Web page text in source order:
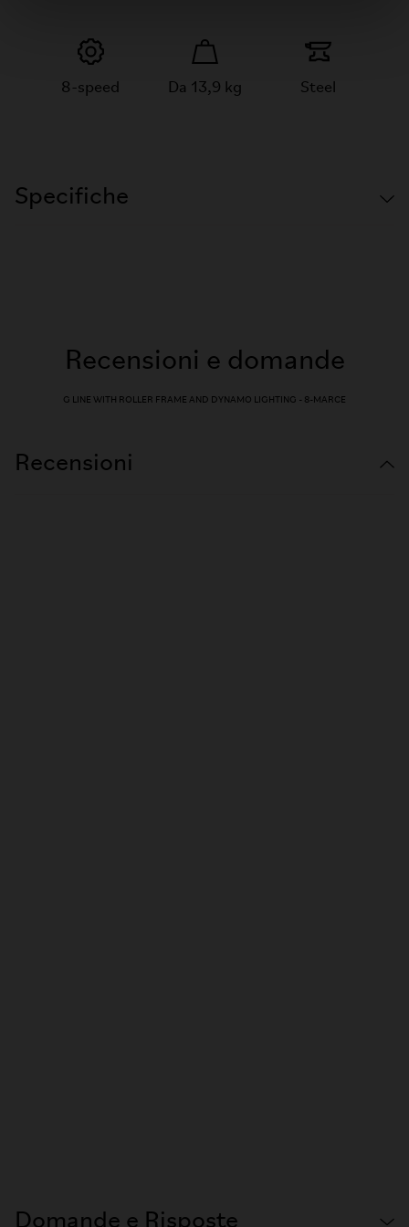
8-speed Da 13,9 kg Steel
Specifiche
Recensioni e domande
G LINE WITH ROLLER FRAME AND DYNAMO LIGHTING - 8-MARCE
Recensioni
Domande e Risposte